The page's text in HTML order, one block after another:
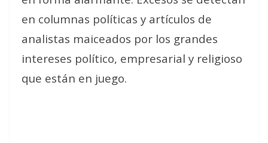
en columnas políticas y artículos de
analistas maiceados por los grandes
intereses político, empresarial y religioso
que están en juego.